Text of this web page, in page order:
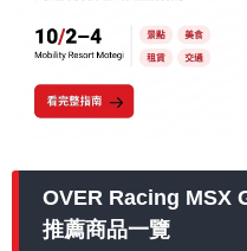
OVER Racing MSX
推薦商品一覽